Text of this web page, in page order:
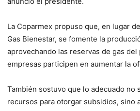
La Coparmex propuso que, en lugar
Gas Bienestar, se fomente la
aprovechando las reservas de gas del
empresas participen en aumentar la
También sostuvo que lo adecuado no
recursos para otorgar subsidios, sino